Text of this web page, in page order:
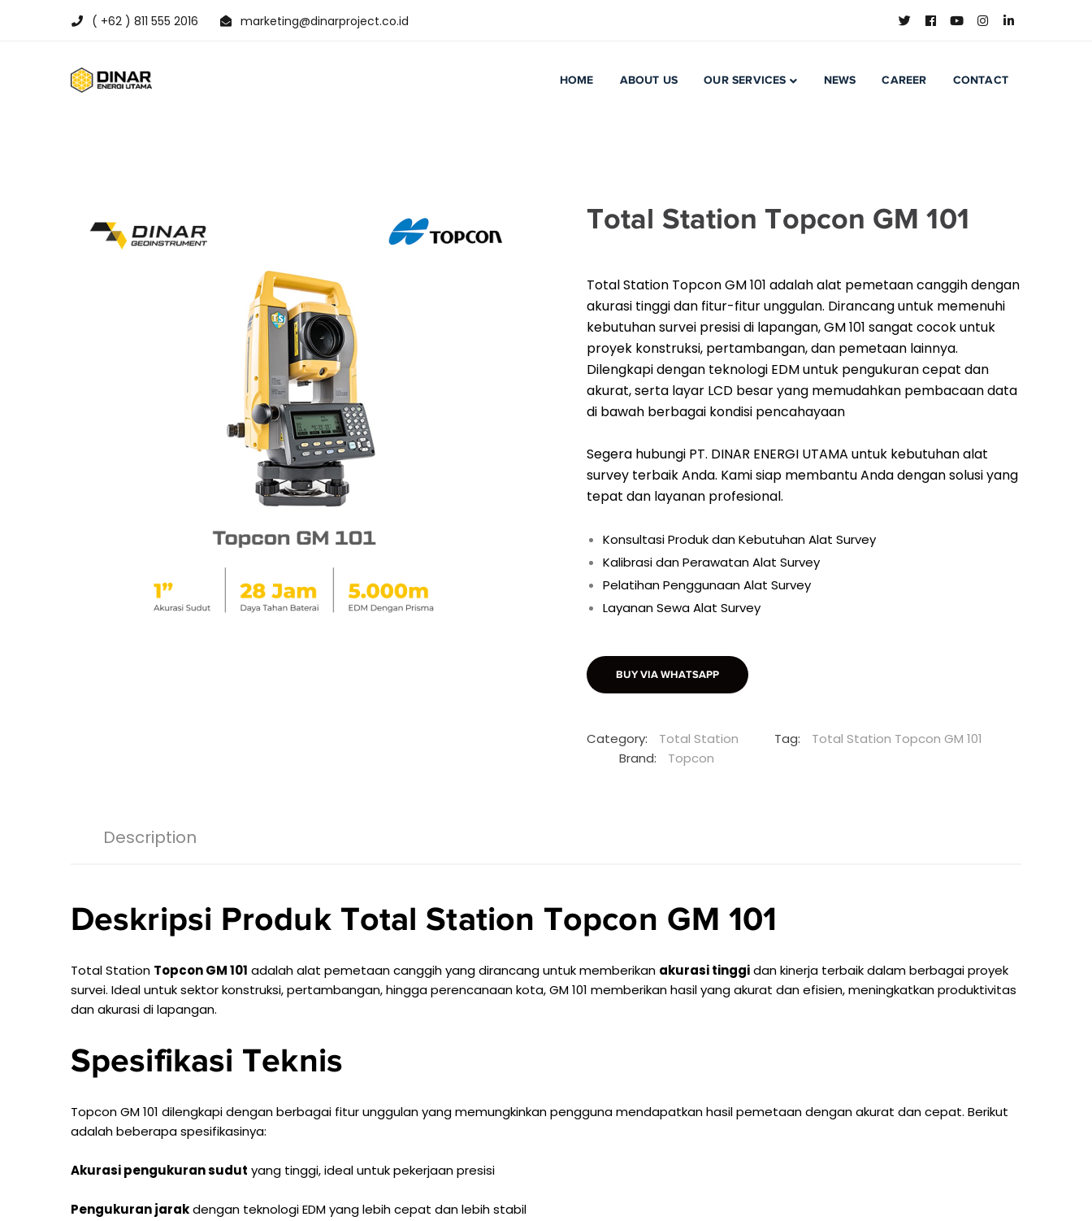
( +62 ) 811 555 2016 marketing@dinarproject.co.id
HOME ABOUT US OUR SERVICES NEWS CAREER CONTACT
Total Station Topcon GM 101
Total Station Topcon GM 101 adalah alat pemetaan canggih dengan
akurasi tinggi dan fitur-fitur unggulan. Dirancang untuk memenuhi
kebutuhan survei presisi di lapangan, GM 101 sangat cocok untuk
proyek konstruksi, pertambangan, dan pemetaan lainnya.
Dilengkapi dengan teknologi EDM untuk pengukuran cepat dan
akurat, serta layar LCD besar yang memudahkan pembacaan data
di bawah berbagai kondisi pencahayaan
Segera hubungi PT. DINAR ENERGI UTAMA untuk kebutuhan alat
survey terbaik Anda. Kami siap membantu Anda dengan solusi yang
tepat dan layanan profesional.
Konsultasi Produk dan Kebutuhan Alat Survey
Kalibrasi dan Perawatan Alat Survey
Pelatihan Penggunaan Alat Survey
Layanan Sewa Alat Survey
BUY VIA WHATSAPP
Category: Total Station Tag:
Total Station Topcon GM 101
Brand:
Topcon
Description
Deskripsi Produk Total Station Topcon GM 101
Total Station Topcon GM 101 adalah alat pemetaan canggih yang dirancang untuk memberikan akurasi tinggidan kinerja terbaik dalam berbagai proyek
survei. Ideal untuk sektor konstruksi, pertambangan, hingga perencanaan kota, GM 101 memberikan hasil yang akurat dan efisien, meningkatkan produktivitas
dan akurasi di lapangan.
Spesifikasi Teknis
Topcon GM 101 dilengkapi dengan berbagai fitur unggulan yang memungkinkan pengguna mendapatkan hasil pemetaan dengan akurat dan cepat. Berikut
adalah beberapa spesifikasinya:
Akurasi pengukuran sudut yang tinggi, ideal untuk pekerjaan presisi
Pengukuran jarakdengan teknologi EDM yang lebih cepat dan lebih stabil